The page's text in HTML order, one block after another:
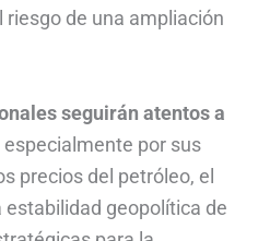
de una ampliación
seguirán atentos a
especialmente por sus
precios del petróleo, el
geopolítica de